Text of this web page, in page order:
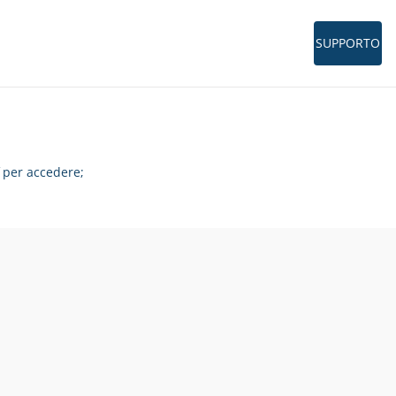
SUPPORTO
accedere;